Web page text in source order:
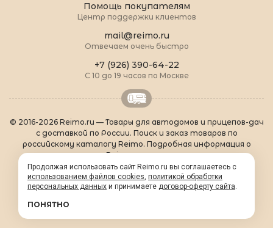
Помощь покупателям
Центр поддержки клиентов
mail@reimo.ru
Отвечаем очень быстро
+7 (926) 390-64-22
С 10 до 19 часов по Москве
© 2016-2026 Reimo.ru — Товары для автодомов и прицепов-дач
с доставкой по России. Поиск и заказ товаров по
российскому каталогу Reimo. Подробная информация о
товарах Reimo на русском языке.
О Reimo
| Популярные товары | Формальности
Контакты
| sitemap.xml
Продолжая использовать сайт Reimo.ru вы соглашаетесь с
использованием файлов cookies, политикой обработки
персональных данных и принимаете договор-оферту сайта.
ПОНЯТНО